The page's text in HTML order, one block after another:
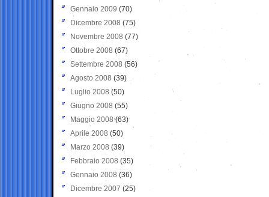
Gennaio 2009 (70)
Dicembre 2008 (75)
Novembre 2008 (77)
Ottobre 2008 (67)
Settembre 2008 (56)
Agosto 2008 (39)
Luglio 2008 (50)
Giugno 2008 (55)
Maggio 2008(63)
Aprile 2008 (50)
Marzo 2008 (39)
Febbraio 2008 (35)
Gennaio 2008 (36)
Dicembre 2007 (25)